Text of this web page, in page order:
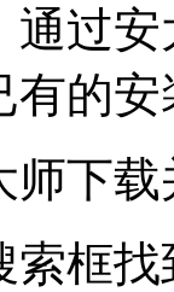
通过
有的
师下
框